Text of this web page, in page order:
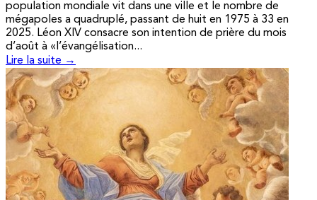
population mondiale vit dans une ville et le nombre de
mégapoles a quadruplé, passant de huit en 1975 à 33 en
2025. Léon XIV consacre son intention de prière du mois
d’août à «l’évangélisation...
Lire la suite →